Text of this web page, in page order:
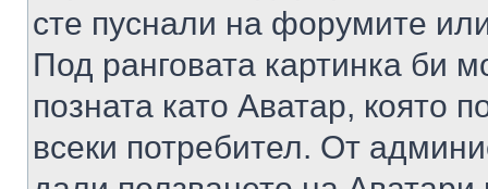
сте пуснали на форумите
Под ранговата картинка би
позната като Аватар, която
всеки потребител. От